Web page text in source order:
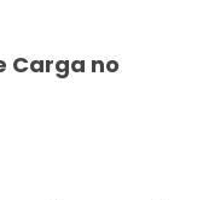
Carga no